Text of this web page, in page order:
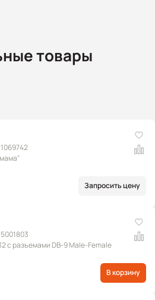
товары
Запросить цену
с разъемами DB-9 Male-Female
В корзину